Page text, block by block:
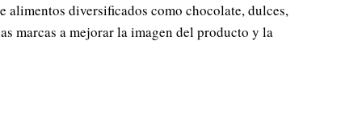
alimentos diversificados como chocolate, dulces,
marcas a mejorar la imagen del producto y la